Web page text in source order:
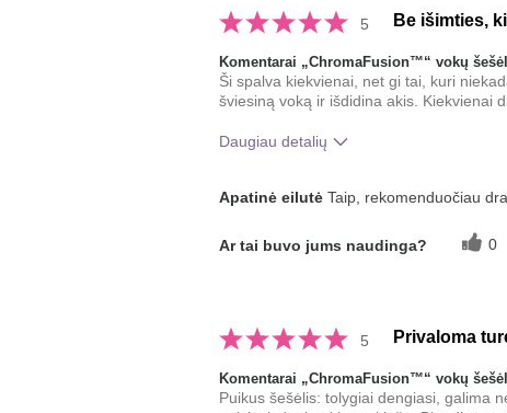
5 Be išimties,
Komentarai „ChromaFusion™“ vokų
Ši spalva kiekvienai, net gi tai, kuri
šviesiną voką ir išdidina akis. Kiekvienai
Daugiau detalių
Kaip įvertintumėte šį produktą, jei
Jūsų naudotais prekių ženklais?
Apatinė eilutėTaip, rekomenduočiau
Ar tai buvo jums naudinga? 0
5 Privaloma
Komentarai „ChromaFusion™“ vokų
Puikus šešėlis: tolygiai dengiasi, galima